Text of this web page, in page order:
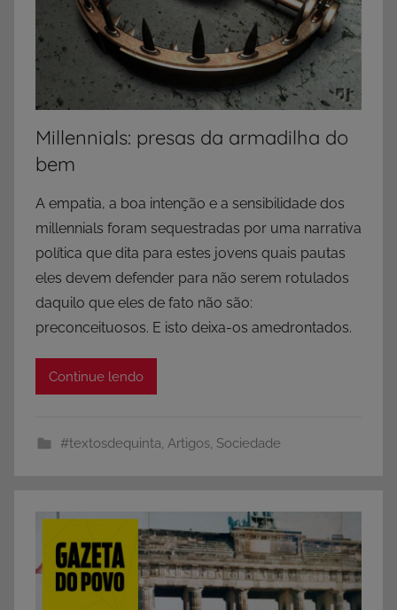
Millennials: presas da armadilha do
bem
A empatia, a boa intenção e a sensibilidade dos
millennials foram sequestradas por uma narrativa
política que dita para estes jovens quais pautas
eles devem defender para não serem rotulados
daquilo que eles de fato não são:
preconceituosos. E isto deixa-os amedrontados.
Continue lendo
#textosdequinta, Artigos, Sociedade